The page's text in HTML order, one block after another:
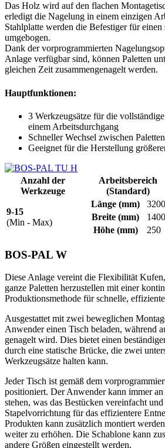
Das Holz wird auf den flachen
erledigt die Nagelung in einem einzigen
Stahlplatte werden die Befestiger für einen
umgebogen.
Dank der vorprogrammierten
Anlage verfügbar sind, können Paletten
gleichen Zeit zusammengenagelt werden.
Hauptfunktionen:
3 Werkzeugsätze für die
einem Arbeitsdurchgang
Schneller Wechsel zwischen
Geeignet für die Herstellung
Anzahl der
Werkzeuge
Arbeitsbereich
(Standard)
9-15
(Min - Max)
Länge (mm) 3200
Breite (mm) 1400
Höhe(mm) 250
BOS-PAL W
Diese Anlage vereint die Flexibilität
ganze Paletten herzustellen mit einer
Produktionsmethode für schnelle,
Ausgestattet mit zwei beweglichen
Anwender einen Tisch beladen, während
genagelt wird. Dies bietet einen
durch eine statische Brücke, die zwei
Werkzeugsätze halten kann.
Jeder Tisch ist gemäß dem
positioniert. Der Anwender kann immer
stehen, was das Bestücken vereinfacht
Stapelvorrichtung für das effizientere
Produkten kann zusätzlich montiert
weiter zu erhöhen. Die Schablone kann
andere Größen eingestellt werden.